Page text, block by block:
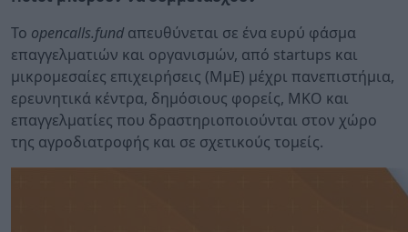
Το opencalls.fundαπευθύνεται σε ένα ευρύ φάσμα
επαγγελματιών και οργανισμών, από startups και
μικρομεσαίες επιχειρήσεις (ΜμΕ) μέχρι πανεπιστήμια,
ερευνητικά κέντρα, δημόσιους φορείς, ΜΚΟ και
επαγγελματίες που δραστηριοποιούνται στον χώρο
της αγροδιατροφής και σε σχετικούς τομείς.